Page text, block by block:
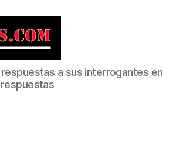
a sus interrogantes en